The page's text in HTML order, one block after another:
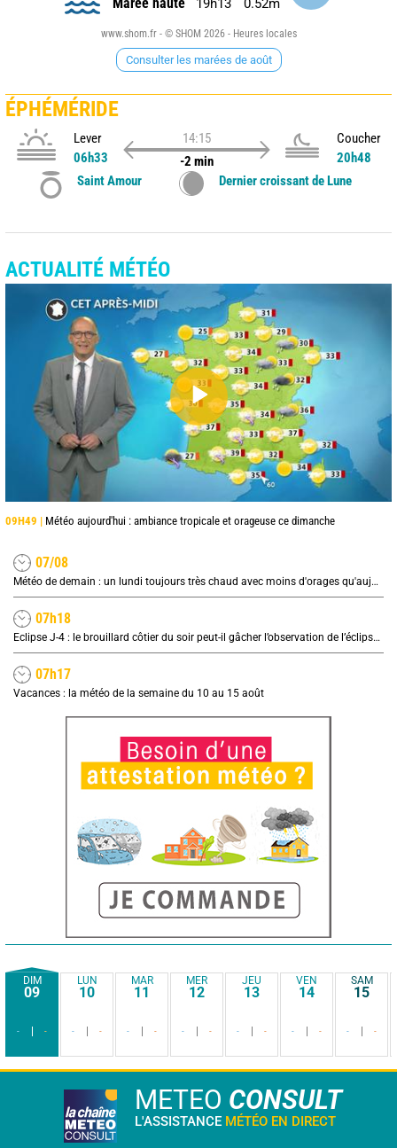
www.shom.fr - © SHOM 2026 - Heures locales
Consulter les marées de août
ÉPHÉMÉRIDE
Lever
06h33
14:15
-2 min
Coucher
20h48
Saint Amour
Dernier croissant de Lune
ACTUALITÉ MÉTÉO
09H49 | Météo aujourd'hui : ambiance tropicale et orageuse ce dimanche
07/08
Météo de demain : un lundi toujours très chaud avec moins d'orages qu'aujourd'hui
07h18
Eclipse J-4 : le brouillard côtier du soir peut-il gâcher l’observation de l’éclipse à la plage ?
07h17
Vacances : la météo de la semaine du 10 au 15 août
DIM
09
- -
LUN
10
- -
MAR
11
- -
MER
12
- -
JEU
13
- -
VEN
14
- -
SAM
15
- -
METEO CONSULT
L'ASSISTANCE MÉTÉO EN DIRECT